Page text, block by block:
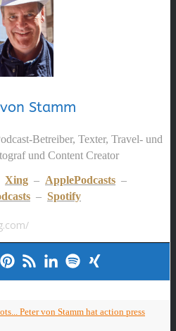
Stamm
Betreiber, Texter, Travel- und
und Content Creator
Xing – ApplePodcasts –
– Spotify
Peter von Stamm hat action press